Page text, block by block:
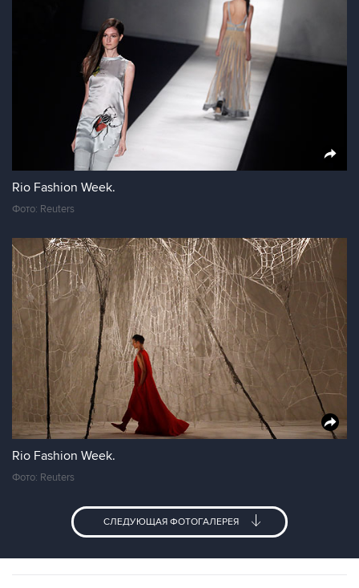
Rio Fashion Week.
Фото: Reuters
Rio Fashion Week.
Фото: Reuters
СЛЕДУЮЩАЯ ФОТОГАЛЕРЕЯ